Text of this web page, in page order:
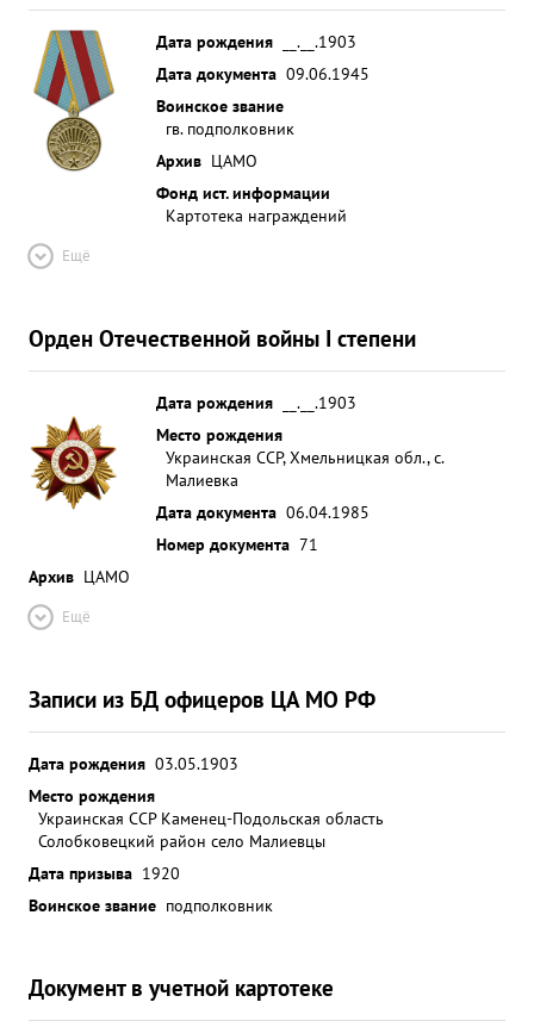
Дата рождения
__.__.1903
Дата документа 09.06.1945
Воинское звание
гв. подполковник
Архив ЦАМО
Фонд ист. информации
Картотека награждений
Ещё
Орден Отечественной войны I степени
Дата рождения
__.__.1903
Место рождения
Украинская ССР, Хмельницкая обл., с.
Малиевка
Дата документа 06.04.1985
Номер документа 71
Архив ЦАМО
Ещё
Записи из БД офицеров ЦА МО РФ
Дата рождения 03.05.1903
Место рождения
Украинская ССР Каменец-Подольская область
Солобковецкий район село Малиевцы
Дата призыва 1920
Воинское звание подполковник
Документ в учетной картотеке